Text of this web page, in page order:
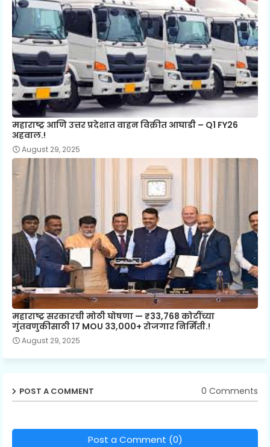
महाराष्ट्र आणि उत्तर प्रदेशात वाहन विक्रीत आघाडी – Q1 FY26
अहवाल.!
August 29, 2025
महाराष्ट्र सरकारची मोठी घोषणा — ₹33,768 कोटींच्या
गुंतवणुकीसाठी 17 MOU 33,000+ रोजगार निर्मिती.!
August 29, 2025
POST A COMMENT 0 Comments
Post a Comment (0)